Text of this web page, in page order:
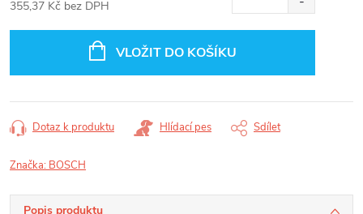
355,37 Kč bez DPH
VLOŽIT DO KOŠÍKU
Dotaz k produktu Hlídací pes Sdílet
Značka: BOSCH
Popis produktu